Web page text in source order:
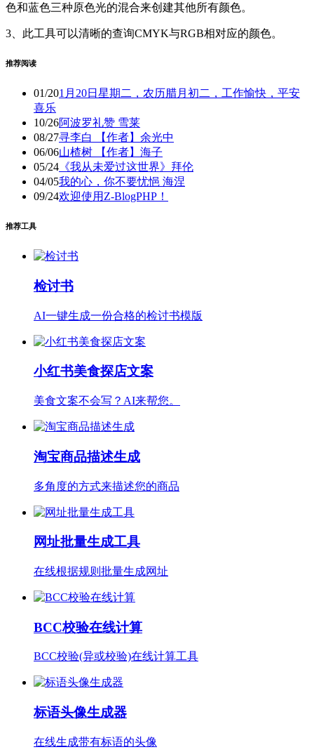
色和蓝色三种原色光的混合来创建其他所有颜色。
3、此工具可以清晰的查询CMYK与RGB相对应的颜色。
推荐阅读
01/201月20日星期二，农历腊月初二，工作愉快，平安
喜乐
10/26阿波罗礼赞 雪莱
08/27寻李白 【作者】余光中
06/06山楂树 【作者】海子
05/24 《我从未爱过这世界》拜伦
04/05我的心，你不要忧悒 海涅
09/24欢迎使用Z-BlogPHP！
推荐工具
检讨书
AI一键生成一份合格的检讨书模版
小红书美食探店文案
美食文案不会写？AI来帮您。
淘宝商品描述生成
多角度的方式来描述您的商品
网址批量生成工具
在线根据规则批量生成网址
BCC校验在线计算
BCC校验(异或校验)在线计算工具
标语头像生成器
在线生成带有标语的头像